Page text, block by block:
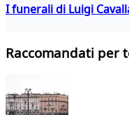
I funerali di Luigi
Raccomandati per